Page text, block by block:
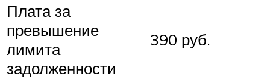
Плата за
превышение
лимита
задолженности
390 руб.